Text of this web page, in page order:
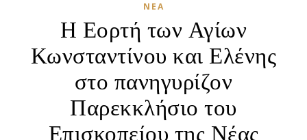
ΝΈΑ
Η Εορτή των Αγίων
Κωνσταντίνου και Ελένης
στο πανηγυρίζον
Παρεκκλήσιο του
Επισκοπείου της Νέας